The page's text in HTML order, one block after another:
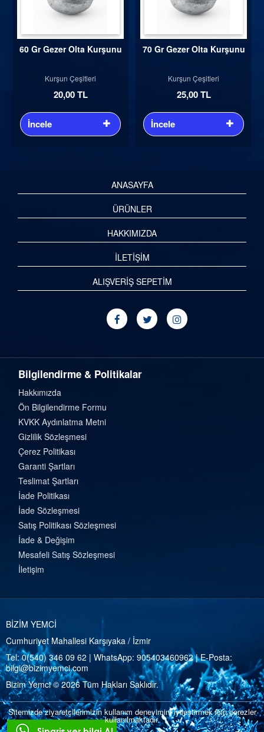
60 Gr Gezer Olta Kurşunu
Kurşun Çeşitleri
20,00 TL
İncele
70 Gr Gezer Olta Kurşunu
Kurşun Çeşitleri
25,00 TL
İncele
ANASAYFA
ÜRÜNLER
HAKKIMIZDA
İLETİŞİM
ALIŞVERİŞ SEPETİM
Bilgilendirme & Politikalar
Hakkımızda
Ön Bilgilendirme Formu
KVKK Aydınlatma Metni
Gizlilik Sözleşmesi
Çerez Politikası
Garanti Şartları
Teslimat Şartları
İade Politikası
İade Sözleşmesi
Satış Politikası Sözleşmesi
İade & Değişim
Mesafeli Satış Sözleşmesi
İletişim
BİZİM YEMCİ
Cumhuriyet Mahallesi Karşıyaka / İzmir
Tel:0(540) 346 09 62 | WhatsApp: 905403460962| E-Posta:
bilgi@bizimyemci.com
Bizim Yemci © 2026 Tüm Hakları Saklıdır.
Sitemizde ziyaretçilerimizin kullanım deneyimini iyileştirmek için çerezler
kullanılmaktadır.